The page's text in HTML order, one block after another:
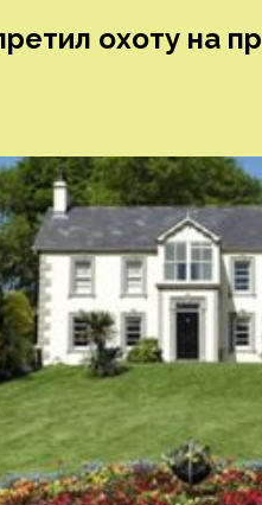
охоту на